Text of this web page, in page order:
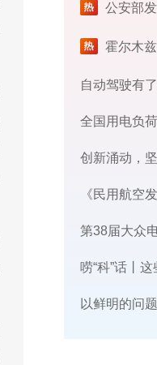
公安部发布
霍尔木
全国用电负
《民用航空
第38届大众